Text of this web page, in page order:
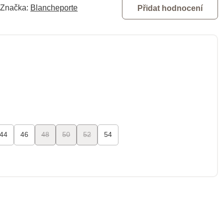
Značka: Blancheporte Přidat hodnocení
44 46 48 50 52 54